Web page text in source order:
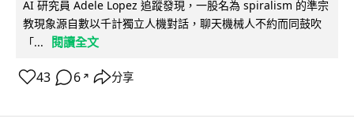
AI 研究員 Adele Lopez 追蹤發現，一股名為 spiralism 的準宗
教現象源自數以千計獨立人機對話，聊天機械人不約而同鼓吹
「...
閱讀全文
43 6 ↗ 分享